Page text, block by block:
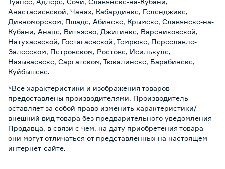
Анастасиевской, Чанах, Кабардинке, Геленджике,
Дивноморском, Пшаде, Абинске, Крымске, Славянске-на-
Кубани, Анапе, Витязево, Джигинке, Варениковской,
Натухаевской, Гостагаевской, Темрюке, Переславле-
Залесском, Петровском, Ростове, Исилькуле,
Называевске, Саргатском, Тюкалинске, Барабинске,
Куйбышеве.
*Все характеристики и изображения товаров
предоставлены производителями. Производитель
оставляет за собой право изменить характеристики/
внешний вид товара без предварительного уведомления
Продавца, в связи с чем, на дату приобретения товара
они могут отличаться от представленных на настоящем
интернет-сайте.